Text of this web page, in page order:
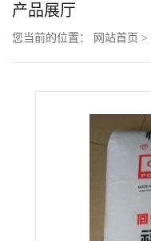
公
产品展厅
您当前的位置： 网站首页 >